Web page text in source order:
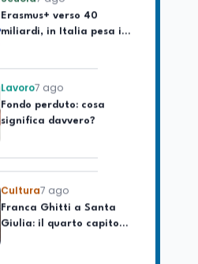
miliardi, in Italia pesa il
piano da 420 milioni
Lavoro7 ago
Fondo perduto: cosa
significa davvero?
Cultura7 ago
Franca Ghitti a Santa
Giulia: il quarto capitolo
dei Palcoscenici